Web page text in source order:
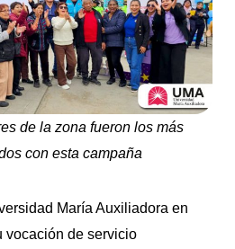
de la zona fueron los más
con esta campaña
María Auxiliadora en
vocación de servicio